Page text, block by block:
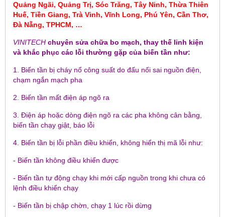
Quảng Ngãi, Quảng Trị, Sóc Trăng, Tây Ninh, Thừa Thiên
Huế, Tiền Giang, Trà Vinh, Vĩnh Long, Phú Yên, Cần Thơ,
Đà Nẵng, TPHCM, …
VINITECH chuyên sửa chữa bo mạch, thay thế linh kiện
và khắc phục các lỗi thường gặp của biến tần như:
1. Biến tần bị cháy nổ công suất do đấu nối sai nguồn điện,
chạm ngắn mạch pha
2. Biến tần mất điện áp ngõ ra
3. Điện áp hoặc dòng điện ngõ ra các pha không cân bằng,
biến tần chạy giật, báo lỗi
4. Biến tần bị lỗi phần điều khiển, không hiển thị mã lỗi như:
- Biến tần không điều khiển được
- Biến tần tự động chạy khi mới cấp nguồn trong khi chưa có
lệnh điều khiển chạy
- Biến tần bị chập chờn, chạy 1 lúc rồi dừng